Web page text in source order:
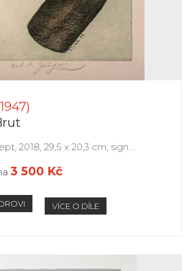
2018, 29,5 x 20,3 cm, sign....
3 500 Kč
VÍCE O DÍLE